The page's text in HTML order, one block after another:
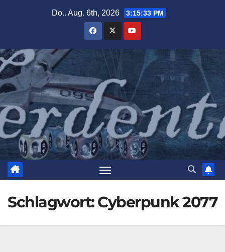
Do.. Aug. 6th, 2026 3:15:36 PM
Schlagwort:Cyberpunk 2077